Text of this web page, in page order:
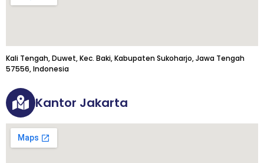
Kali Tengah, Duwet, Kec. Baki, Kabupaten Sukoharjo, Jawa Tengah
57556, Indonesia
Kantor Jakarta